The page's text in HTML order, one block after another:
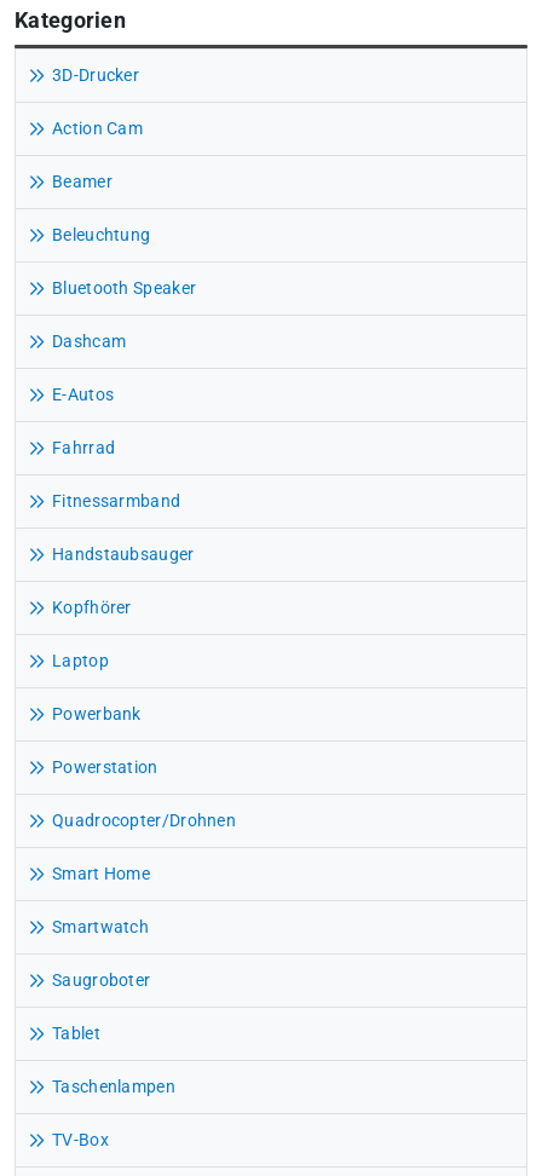
Kategorien
3D-Drucker
Action Cam
Beamer
Beleuchtung
Bluetooth Speaker
Dashcam
E-Autos
Fahrrad
Fitnessarmband
Handstaubsauger
Kopfhörer
Laptop
Powerbank
Powerstation
Quadrocopter/Drohnen
Smart Home
Smartwatch
Saugroboter
Tablet
Taschenlampen
TV-Box